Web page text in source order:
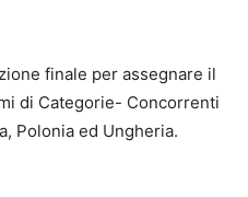
finale per assegnare il
di Categorie- Concorrenti
Polonia ed Ungheria.